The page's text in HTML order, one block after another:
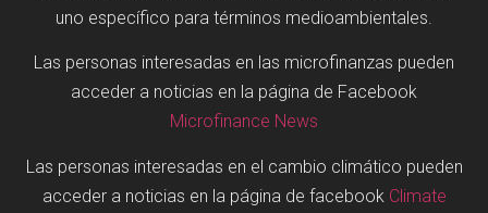
uno específico para términos medioambientales.
Las personas interesadas en las microfinanzas pueden
acceder a noticias en la página de Facebook
Microfinance News
Las personas interesadas en el cambio climático pueden
acceder a noticias en la página de facebook Climate